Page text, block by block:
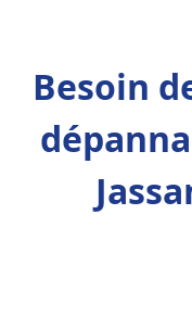
Besoin